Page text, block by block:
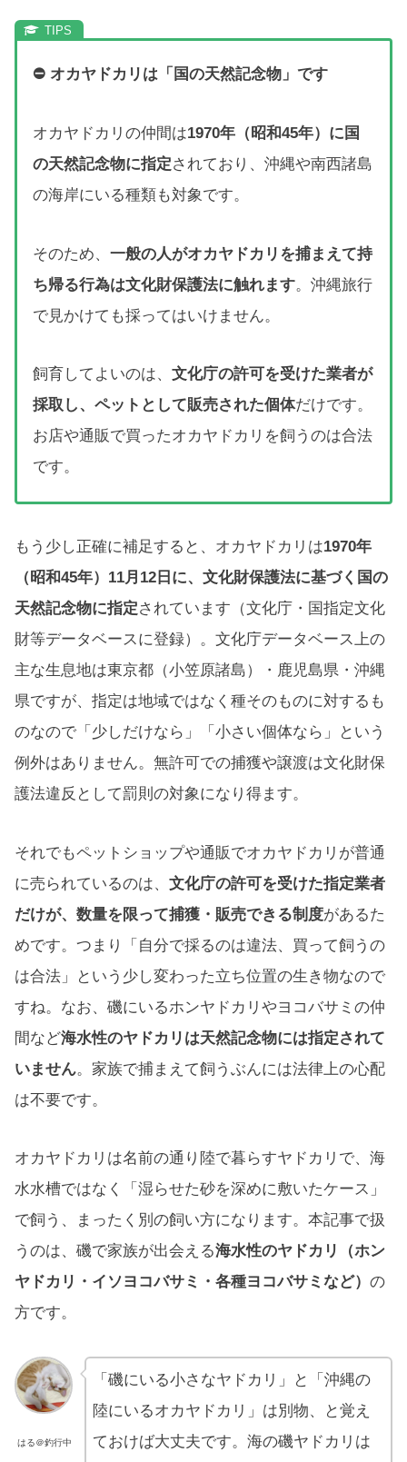
⛔ オカヤドカリは「国の天然記念物」です
オカヤドカリの仲間は1970年（昭和45年）に国
の天然記念物に指定されており、沖縄や南西諸島
の海岸にいる種類も対象です。
そのため、 一般の人がオカヤドカリを捕まえて持
ち帰る行為は文化財保護法に触れます。沖縄旅行
で見かけても採ってはいけません。
飼育してよいのは、 文化庁の許可を受けた業者が
採取し、ペットとして販売された個体だけです。
お店や通販で買ったオカヤドカリを飼うのは合法
です。
もう少し正確に補足すると、オカヤドカリは1970年
（昭和45年）11月12日に、文化財保護法に基づく国の
天然記念物に指定されています（文化庁・国指定文化
財等データベースに登録）。文化庁データベース上の
主な生息地は東京都（小笠原諸島）・鹿児島県・沖縄
県ですが、指定は地域ではなく種そのものに対するも
のなので「少しだけなら」「小さい個体なら」という
例外はありません。無許可での捕獲や譲渡は文化財保
護法違反として罰則の対象になり得ます。
それでもペットショップや通販でオカヤドカリが普通
に売られているのは、 文化庁の許可を受けた指定業者
だけが、数量を限って捕獲・販売できる制度があるた
めです。つまり「自分で採るのは違法、買って飼うの
は合法」という少し変わった立ち位置の生き物なので
すね。なお、磯にいるホンヤドカリやヨコバサミの仲
間など海水性のヤドカリは天然記念物には指定されて
いません。家族で捕まえて飼うぶんには法律上の心配
は不要です。
オカヤドカリは名前の通り陸で暮らすヤドカリで、海
水水槽ではなく「湿らせた砂を深めに敷いたケース」
で飼う、まったく別の飼い方になります。本記事で扱
うのは、磯で家族が出会える海水性のヤドカリ（ホン
ヤドカリ・イソヨコバサミ・各種ヨコバサミなど） の
方です。
はる＠釣行中
「磯にいる小さなヤドカリ」と「沖縄の
陸にいるオカヤドカリ」は別物、と覚え
ておけば大丈夫です。海の磯ヤドカリは